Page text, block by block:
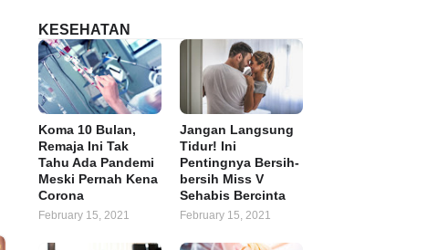
KESEHATAN
Koma 10 Bulan,
Remaja Ini Tak
Tahu Ada Pandemi
Meski Pernah Kena
Corona
February 15, 2021
Jangan Langsung
Tidur! Ini
Pentingnya Bersih-
bersih Miss V
Sehabis Bercinta
February 15, 2021